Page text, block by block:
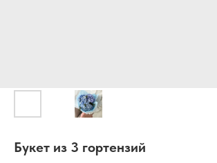
Букет из 3 гортензий